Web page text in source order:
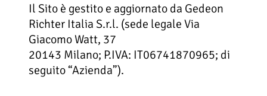
Il Sito è gestito e aggiornato da Gedeon
Richter Italia S.r.l. (sede legale Via
Giacomo Watt, 37
20143 Milano; P.IVA: IT06741870965; di
seguito “Azienda”).